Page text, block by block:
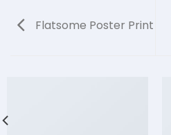
Flatsome Poster Print